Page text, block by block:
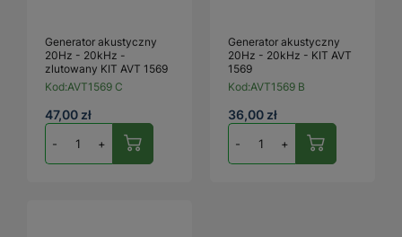
Generator akustyczny
20Hz - 20kHz -
zlutowany KIT AVT 1569
Kod:AVT1569 C
47,00 zł
- +
Generator akustyczny
20Hz - 20kHz - KIT AVT
1569
Kod:AVT1569 B
36,00 zł
- +